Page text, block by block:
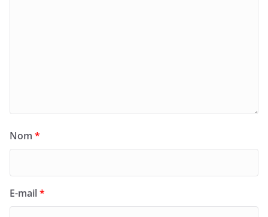
Nom *
E-mail*